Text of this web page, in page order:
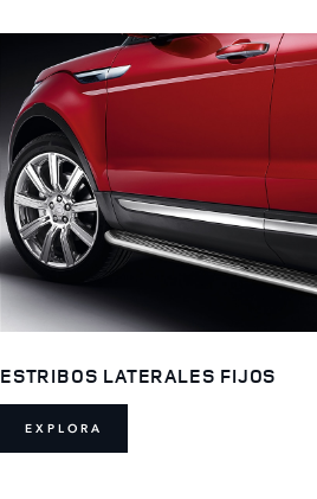
ESTRIBOS LATERALES FIJOS
EXPLORA